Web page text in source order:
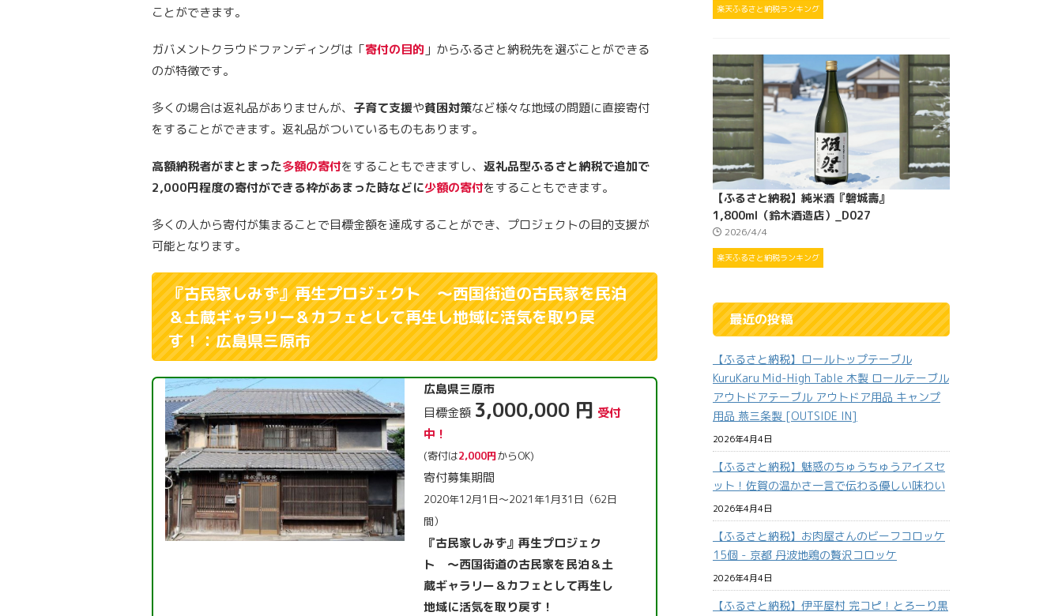
ことができます。
ガバメントクラウドファンディングは「寄付の目的 」からふるさと納税先を選ぶことができる
のが特徴です。
多くの場合は返礼品がありませんが、 子育て支援や貧困対策など様々な地域の問題に直接寄付
をすることができます。返礼品がついているものもあります。
高額納税者がまとまった多額の寄付をすることもできますし、 返礼品型ふるさと納税で追加で
2,000円程度の寄付ができる枠があまった時などに少額の寄付をすることもできます。
多くの人から寄付が集まることで目標金額を達成することができ、プロジェクトの目的支援が
可能となります。
『古民家しみず』再生プロジェクト ～西国街道の古民家を民泊
＆土蔵ギャラリー＆カフェとして再生し地域に活気を取り戻
す！：広島県三原市
広島県三原市
目標金額 3,000,000 円 受付
中！
(寄付は2,000円からOK)
寄付募集期間
2020年12月1日～2021年1月31日（62日
間）
『古民家しみず』再生プロジェク
ト ～西国街道の古民家を民泊＆土
蔵ギャラリー＆カフェとして再生し
地域に活気を取り戻す！
楽天ふるさと納税ランキング
【ふるさと納税】純米酒『磐城壽』
1,800ml（鈴木酒造店）_D027
2026/4/4
楽天ふるさと納税ランキング
最近の投稿
【ふるさと納税】ロールトップテーブル
KuruKaru Mid-High Table 木製 ロールテーブル
アウトドアテーブル アウトドア用品 キャンプ
用品 燕三条製 [OUTSIDE IN]
2026年4月4日
【ふるさと納税】魅惑のちゅうちゅうアイスセ
ット！佐賀の温かさ一言で伝わる優しい味わい
2026年4月4日
【ふるさと納税】お肉屋さんのビーフコロッケ
15個 - 京都 丹波地鶏の贅沢コロッケ
2026年4月4日
【ふるさと納税】伊平屋村 完コピ！とろーり黒